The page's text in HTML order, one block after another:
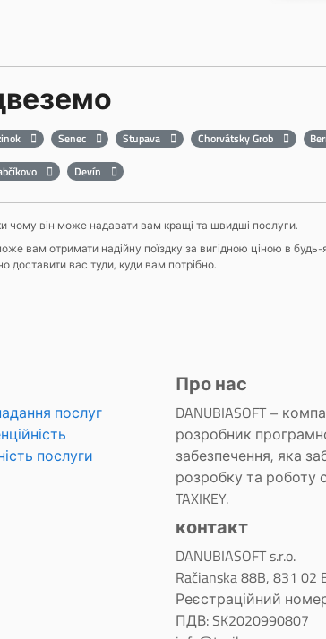
Senec Stupava Chorvátsky Grob
Devín
чому він може надавати вам кращі та швидші послуги.
вам отримати надійну поїздку за вигідною ціною в
доставити вас туди, куди вам потрібно.
послуг
послуги
Про нас
DANUBIASOFT –
розробник
забезпечення, яка
розробку та роботу
TAXIKEY.
контакт
DANUBIASOFT s.r.o.
Račianska 88B, 831 02
Реєстраційний
ПДВ: SK2020990807